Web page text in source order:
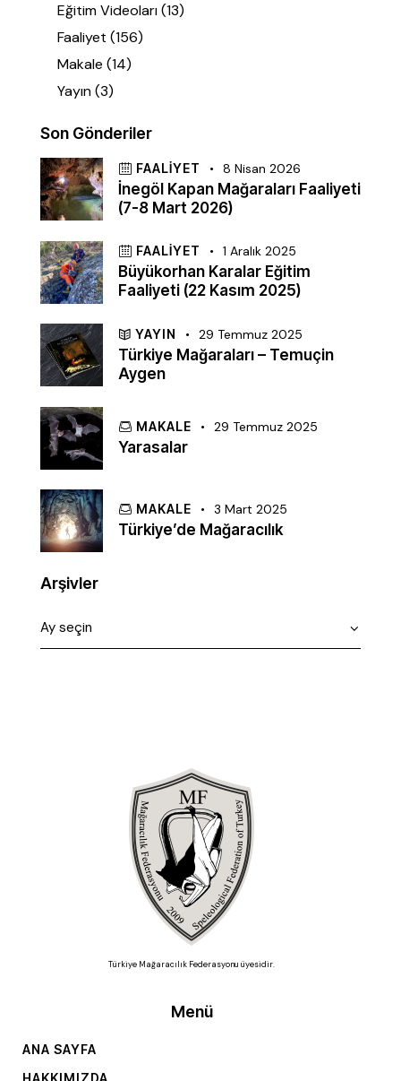
Eğitim Videoları(13)
Faaliyet (156)
Makale (14)
Yayın(3)
Son Gönderiler
FAALIYET 8 Nisan 2026
İnegöl Kapan Mağaraları Faaliyeti
(7-8 Mart 2026)
FAALIYET 1 Aralık 2025
Büyükorhan Karalar Eğitim
Faaliyeti (22 Kasım 2025)
YAYIN 29 Temmuz 2025
Türkiye Mağaraları – Temuçin
Aygen
MAKALE 29 Temmuz 2025
Yarasalar
MAKALE 3 Mart 2025
Türkiye’de Mağaracılık
Arşivler
Türkiye Mağaracılık Federasyonu üyesidir.
Menü
ANA SAYFA